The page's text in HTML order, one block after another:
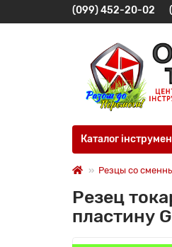
(099) 452-20-02
Каталог
Резцы со
Резец
пластину